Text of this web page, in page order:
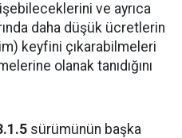
ve ayrıca
daha düşük ücretlerin
keyfini çıkarabilmeleri
olanak tanıdığını
sürümünün başka